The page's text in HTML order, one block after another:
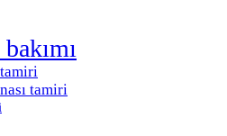
tamiri